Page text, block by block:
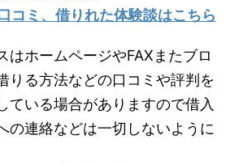
コミ、借りれた体験談はこちら
はホームページやFAXまたブロ
りる方法などの口コミや評判を
ている場合がありますので借入
の連絡などは一切しないように